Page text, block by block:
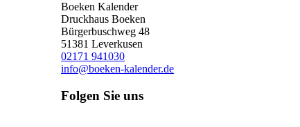
Boeken Kalender
Druckhaus Boeken
Bürgerbuschweg 48
51381 Leverkusen
02171 941030
info@boeken-kalender.de
Folgen Sie uns